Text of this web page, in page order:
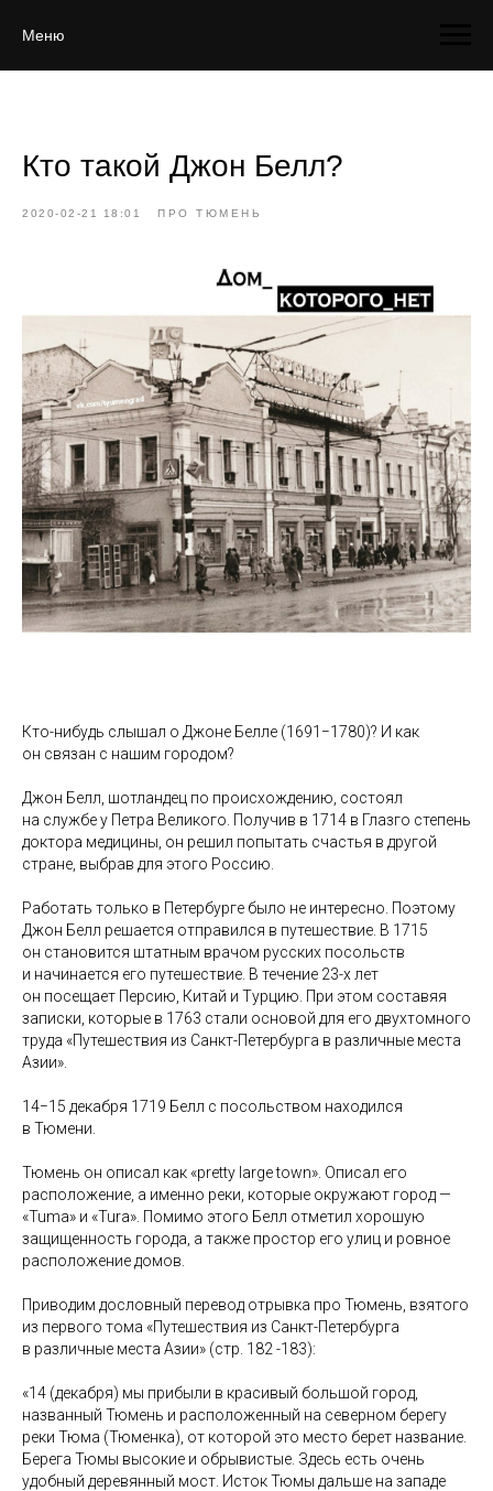
Меню
Кто такой Джон Белл?
2020-02-21 18:01 ПРО ТЮМЕНЬ
Кто-нибудь слышал о Джоне Белле (1691−1780)? И как
он связан с нашим городом?
Джон Белл, шотландец по происхождению, состоял
на службе у Петра Великого. Получив в 1714 в Глазго степень
доктора медицины, он решил попытать счастья в другой
стране, выбрав для этого Россию.
Работать только в Петербурге было не интересно. Поэтому
Джон Белл решается отправился в путешествие. В 1715
он становится штатным врачом русских посольств
и начинается его путешествие. В течение 23-х лет
он посещает Персию, Китай и Турцию. При этом составяя
записки, которые в 1763 стали основой для его двухтомного
труда «Путешествия из Санкт-Петербурга в различные места
Азии».
14−15 декабря 1719 Белл с посольством находился
в Тюмени.
Тюмень он описал как «pretty large town». Описал его
расположение, а именно реки, которые окружают город —
«Tuma» и «Tura». Помимо этого Белл отметил хорошую
защищенность города, а также простор его улиц и ровное
расположение домов.
Приводим дословный перевод отрывка про Тюмень, взятого
из первого тома «Путешествия из Санкт-Петербурга
в различные места Азии» (стр. 182 -183):
«14 (декабря) мы прибыли в красивый большой город,
названный Тюмень и расположенный на северном берегу
реки Тюма (Тюменка), от которой это место берет название.
Берега Тюмы высокие и обрывистые. Здесь есть очень
удобный деревянный мост. Исток Тюмы дальше на западе